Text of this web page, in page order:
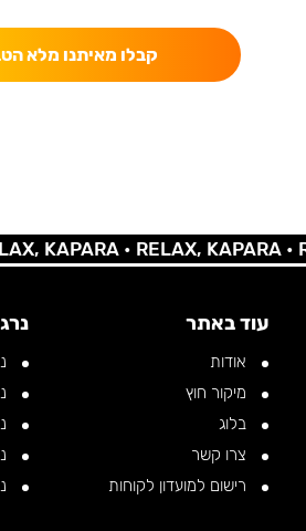
קבלו מאיתנו מלא
KAPARA •RELAX, KAPARA •
עוד באתר
אודות
מיקור חוץ
בלוג
צרו קשר
רישום למועדון לקוחות